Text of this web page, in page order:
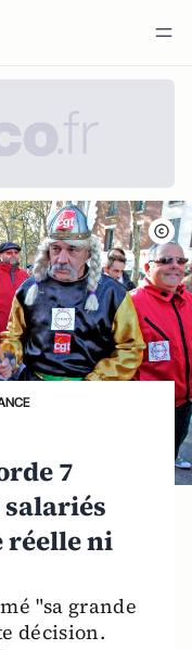
7
réelle ni
"sa grande
décision.